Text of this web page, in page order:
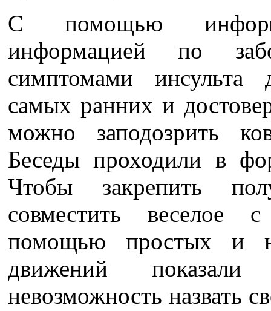
С помощью
информацией по
симптомами инсульта
самых ранних и
можно заподозрить
Беседы проходили в
Чтобы закрепить
совместить веселое
помощью простых и
движений
невозможность назвать